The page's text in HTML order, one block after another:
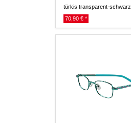
türkis transparent-schwarz
70,90 € *